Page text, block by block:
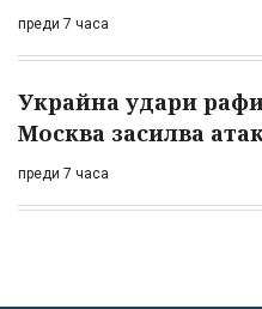
преди 7 часа
Украйна удари
Москва засилва
преди 7 часа